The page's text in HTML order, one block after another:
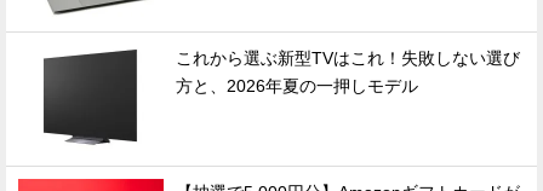
これから選ぶ新型TVはこれ！失敗しない選び
方と、2026年夏の一押しモデル